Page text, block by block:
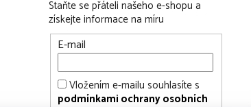
Staňte se přáteli našeho e-shopu a
získejte informace na míru
E-mail
Vložením e-mailu souhlasíte s
podmínkami ochrany osobních